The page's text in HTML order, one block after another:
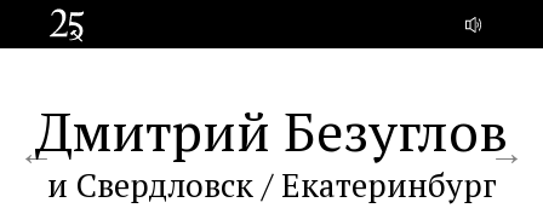
Дмитрий Безуглов
и Свердловск / Екатеринбург